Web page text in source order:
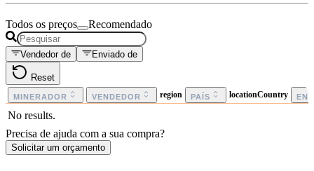
Todos os preços Recomendado
Vendedor de Enviado de
Reset
MINERADOR VENDEDOR region PAÍS locationCountry
No results.
Precisa de ajuda com a sua compra?
Solicitar um orçamento